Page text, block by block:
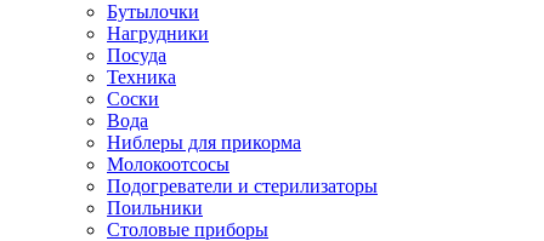
Бутылочки
Нагрудники
Посуда
Техника
Соски
Вода
Ниблеры для прикорма
Молокоотсосы
Подогреватели и стерилизаторы
Поильники
Столовые приборы